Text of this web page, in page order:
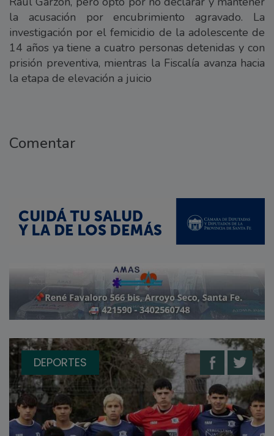
la acusación por encubrimiento agravado. La
investigación por el femicidio de la adolescente de
14 años ya tiene a cuatro personas detenidas y con
prisión preventiva, mientras la Fiscalía avanza hacia
la etapa de elevación a juicio
Comentar
DEPORTES